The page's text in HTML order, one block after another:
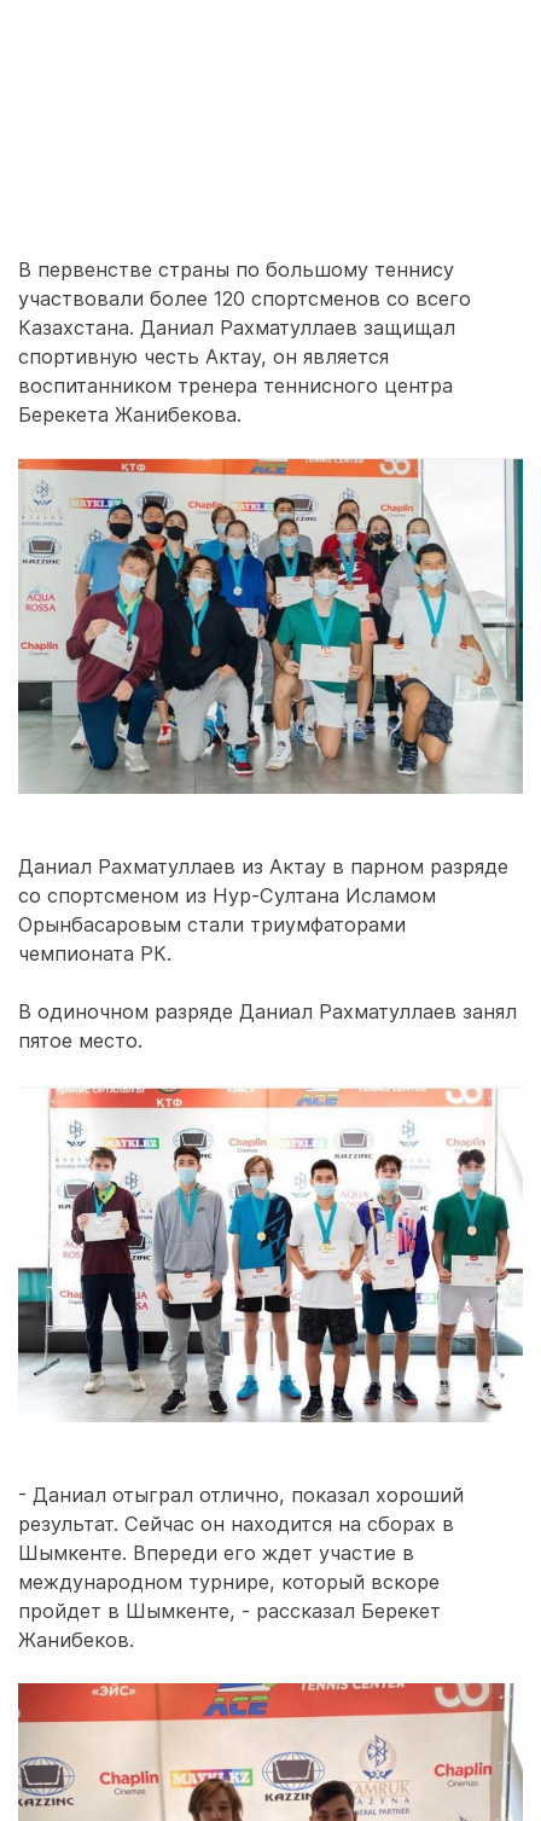
В первенстве страны по большому теннису
участвовали более 120 спортсменов со всего
Казахстана. Даниал Рахматуллаев защищал
спортивную честь Актау, он является
воспитанником тренера теннисного центра
Берекета Жанибекова.
Даниал Рахматуллаев из Актау в парном разряде
со спортсменом из Нур-Султана Исламом
Орынбасаровым стали триумфаторами
чемпионата РК.
В одиночном разряде Даниал Рахматуллаев занял
пятое место.
- Даниал отыграл отлично, показал хороший
результат. Сейчас он находится на сборах в
Шымкенте. Впереди его ждет участие в
международном турнире, который вскоре
пройдет в Шымкенте, - рассказал Берекет
Жанибеков.